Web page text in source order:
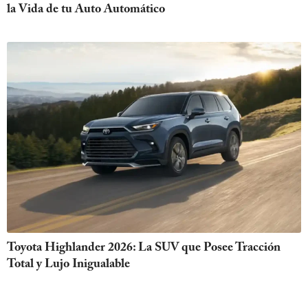
la Vida de tu Auto Automático
Toyota Highlander 2026: La SUV que Posee Tracción
Total y Lujo Inigualable